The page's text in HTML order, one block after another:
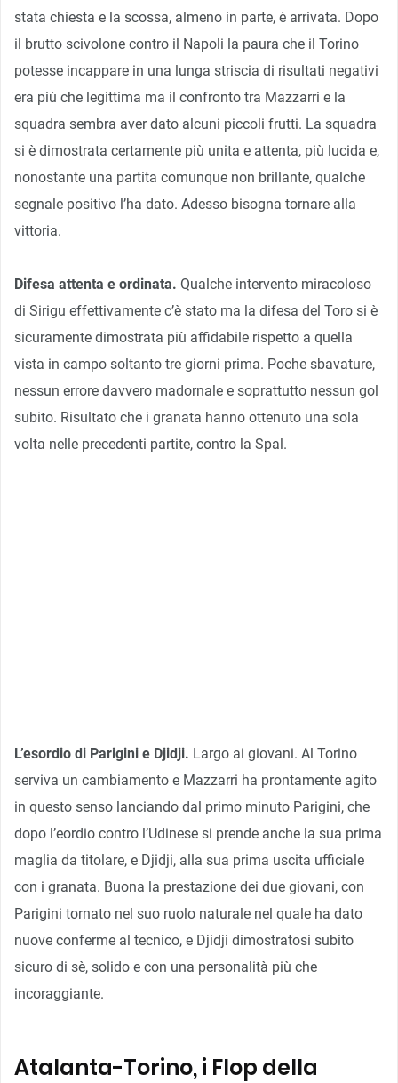
stata chiesta e la scossa, almeno in parte, è arrivata. Dopo
il brutto scivolone contro il Napoli la paura che il Torino
potesse incappare in una lunga striscia di risultati negativi
era più che legittima ma il confronto tra Mazzarri e la
squadra sembra aver dato alcuni piccoli frutti. La squadra
si è dimostrata certamente più unita e attenta, più lucida e,
nonostante una partita comunque non brillante, qualche
segnale positivo l’ha dato. Adesso bisogna tornare alla
vittoria.
Difesa attenta e ordinata. Qualche intervento miracoloso
di Sirigu effettivamente c’è stato ma la difesa del Toro si è
sicuramente dimostrata più affidabile rispetto a quella
vista in campo soltanto tre giorni prima. Poche sbavature,
nessun errore davvero madornale e soprattutto nessun gol
subito. Risultato che i granata hanno ottenuto una sola
volta nelle precedenti partite, contro la Spal.
L’esordio di Parigini e Djidji. Largo ai giovani. Al Torino
serviva un cambiamento e Mazzarri ha prontamente agito
in questo senso lanciando dal primo minuto Parigini, che
dopo l’eordio contro l’Udinese si prende anche la sua prima
maglia da titolare, e Djidji, alla sua prima uscita ufficiale
con i granata. Buona la prestazione dei due giovani, con
Parigini tornato nel suo ruolo naturale nel quale ha dato
nuove conferme al tecnico, e Djidji dimostratosi subito
sicuro di sè, solido e con una personalità più che
incoraggiante.
Atalanta-Torino, i Flop della